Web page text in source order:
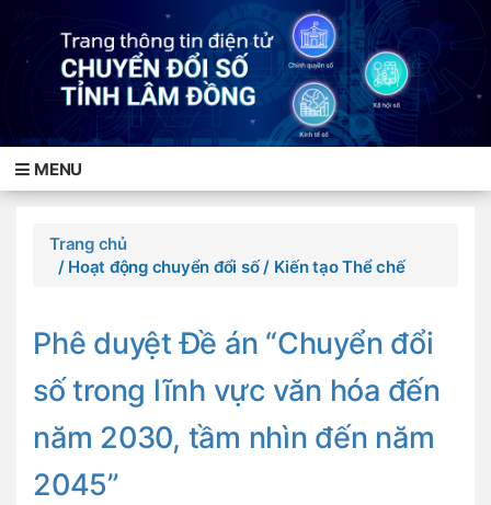
MENU
Trang chủ
/ Hoạt động chuyển đổi số/ Kiến tạo Thể chế
Phê duyệt Đề án “Chuyển đổi
số trong lĩnh vực văn hóa đến
năm 2030, tầm nhìn đến năm
2045”